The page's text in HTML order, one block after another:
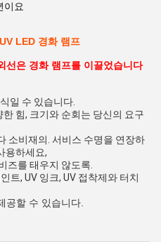
이요
LED 경화 램프
선은 경화 램프를 이끌었습니다
일 수 있습니다.
힘, 크기와 순회는 당신의 요구
소비재의. 서비스 수명을 연장하
용하세요,
즈를 태우지 않도록.
트, UV 잉크, UV 접착제와 터치
공할 수 있습니다.